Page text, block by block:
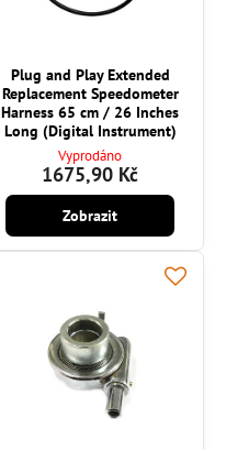
Plug and Play Extended
Replacement Speedometer
Harness 65 cm / 26 Inches
Long (Digital Instrument)
Vyprodáno
1675,90 Kč
Zobrazit